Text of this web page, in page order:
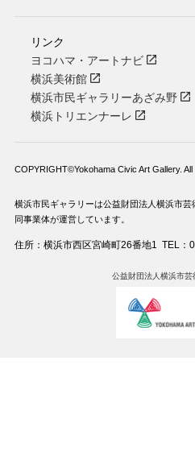
リンク
ヨコハマ・アートナビ
横浜美術館
横浜市民ギャラリーあざみ野
横浜トリエンナーレ
COPYRIGHT©Yokohama Civic Art Gallery. All
横浜市民ギャラリーは公益財団法人横浜市
同事業体が運営しています。
住所：横浜市西区宮崎町26番地1 TEL：
公益財団法人横浜市芸